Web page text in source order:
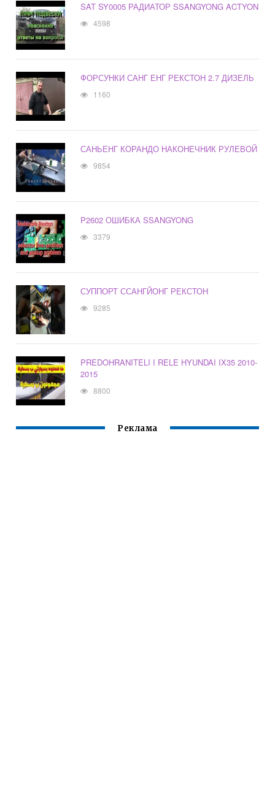
SAT SY0005 РАДИАТОР SSANGYONG ACTYON
4598
ФОРСУНКИ САНГ ЕНГ РЕКСТОН 2.7 ДИЗЕЛЬ
1160
САНЬЕНГ КОРАНДО НАКОНЕЧНИК РУЛЕВОЙ
9854
P2602 ОШИБКА SSANGYONG
3379
СУППОРТ ССАНГЙОНГ РЕКСТОН
9285
PREDOHRANITELI I RELE HYUNDAI IX35 2010-
2015
8800
Реклама